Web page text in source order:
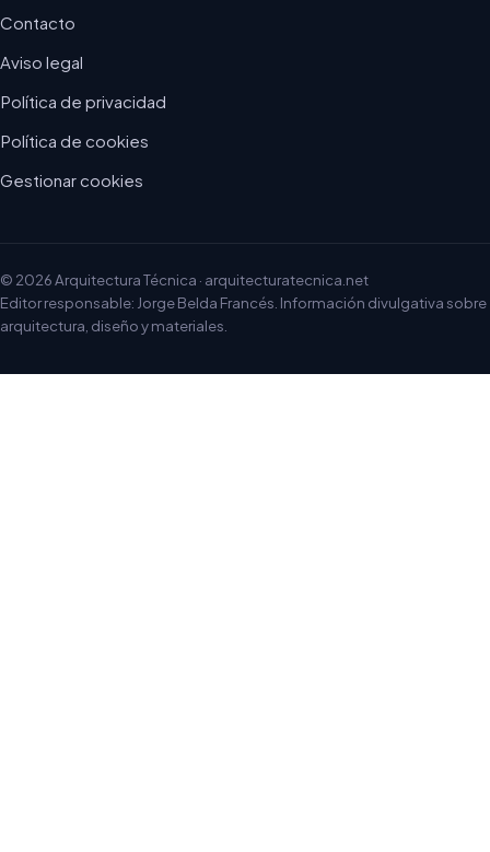
Contacto
Aviso legal
Política de privacidad
Política de cookies
Gestionar cookies
© 2026 Arquitectura Técnica · arquitecturatecnica.net
Editor responsable: Jorge Belda Francés. Información divulgativa sobre
arquitectura, diseño y materiales.